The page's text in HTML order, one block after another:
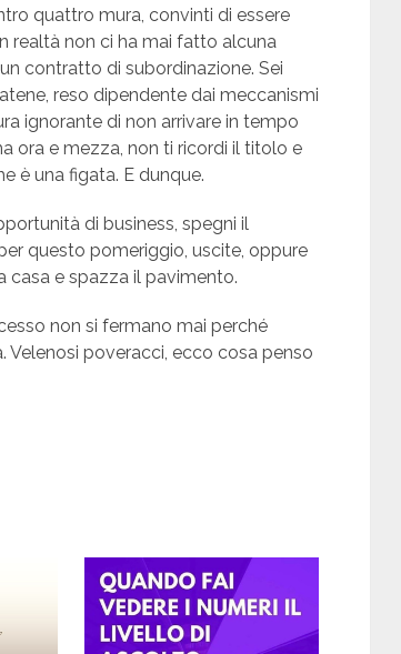
quattro mura, convinti di essere
realtà non ci ha mai fatto alcuna
contratto di subordinazione. Sei
reso dipendente dai meccanismi
ignorante di non arrivare in tempo
ora e mezza, non ti ricordi il titolo e
è una figata. E dunque.
di business, spegni il
questo pomeriggio, uscite, oppure
casa e spazza il pavimento.
non si fermano mai perché
poveracci, ecco cosa penso